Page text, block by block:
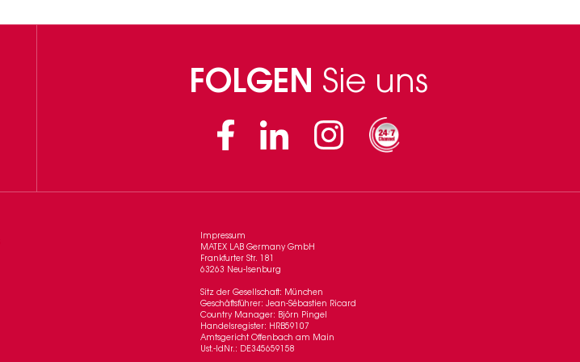
FOLGEN Sie uns
Facebook
Linkedin Instagram
Impressum
MATEX LAB Germany GmbH
Frankfurter Str. 181
63263 Neu-Isenburg
Sitz der Gesellschaft: München
Geschäftsführer: Jean-Sébastien Ricard
Country Manager: Björn Pingel
Handelsregister: HRB59107
Amtsgericht Offenbach am Main
Ust.-IdNr.: DE345659158